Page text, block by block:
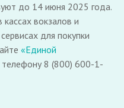
до 14 июня 2025 года.
вокзалов и
для покупки
«Единой
телефону 8 (800) 600-1-